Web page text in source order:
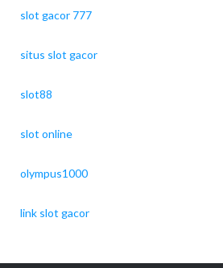
slot gacor 777
situs slot gacor
slot88
slot online
olympus1000
link slot gacor